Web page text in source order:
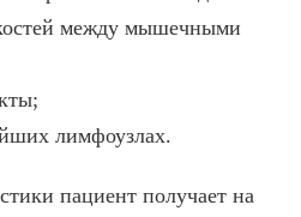
между мышечными
лимфоузлах.
пациент получает на